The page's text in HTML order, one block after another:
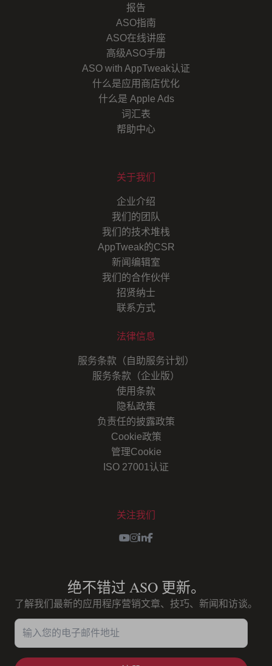
报告
ASO指南
ASO在线讲座
高级ASO手册
ASO with AppTweak认证
什么是应用商店优化
什么是 Apple Ads
词汇表
帮助中心
关于我们
企业介绍
我们的团队
我们的技术堆栈
AppTweak的CSR
新闻编辑室
我们的合作伙伴
招贤纳士
联系方式
法律信息
服务条款（自助服务计划）
服务条款（企业版）
使用条款
隐私政策
负责任的披露政策
Cookie政策
管理Cookie
ISO 27001认证
关注我们
Youtube
Instagram
LinkedIn
Facebook
绝不错过 ASO 更新。
了解我们最新的应用程序营销文章、技巧、新闻和访谈。
输入您的电子邮件地址